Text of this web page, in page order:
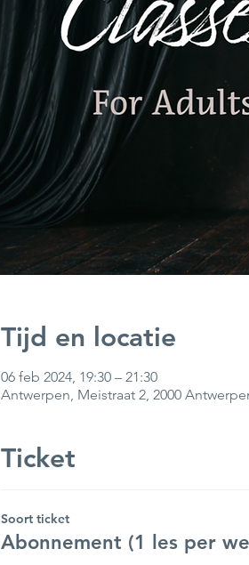
Tijd en locatie
06 feb 2024, 19:30 – 21:30
Antwerpen, Meistraat 2, 2000
Ticket
Soort ticket
Abonnement (1 les per